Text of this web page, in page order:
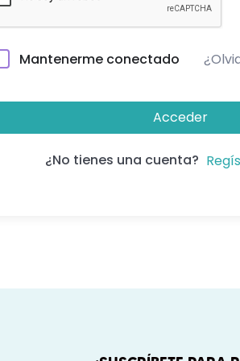
Mantenerme conectado
Acceder
¿No tienes una cuenta?